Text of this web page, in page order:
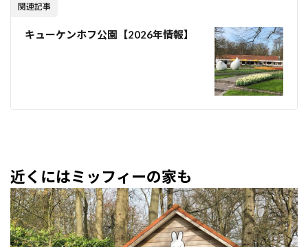
関連記事
キューケンホフ公園【2026年情報】
近くにはミッフィーの家も